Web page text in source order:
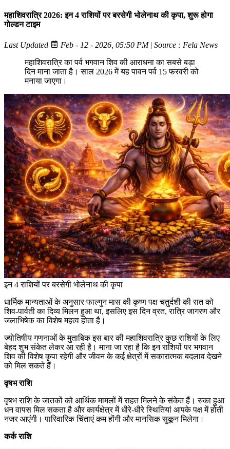
महाशिवरात्रि 2026: इन 4 राशियों पर बरसेगी भोलेनाथ की कृपा, शुरू होगा
गोल्डन टाइम
Last Updated Feb - 12 - 2026, 05:50 PM| Source : Fela News
महाशिवरात्रि का पर्व भगवान शिव की आराधना का सबसे बड़ा
दिन माना जाता है। साल 2026 में यह पावन पर्व 15 फरवरी को
मनाया जाएगा।
इन 4 राशियों पर बरसेगी भोलेनाथ की कृपा
धार्मिक मान्यताओं के अनुसार फाल्गुन मास की कृष्ण पक्ष चतुर्दशी की रात को
शिव-पार्वती का दिव्य मिलन हुआ था, इसलिए इस दिन व्रत, रात्रि जागरण और
जलाभिषेक का विशेष महत्व होता है।
ज्योतिषीय गणनाओं के मुताबिक इस बार की महाशिवरात्रि कुछ राशियों के लिए
बेहद शुभ संकेत लेकर आ रही है। माना जा रहा है कि इन राशियों पर भगवान
शिव की विशेष कृपा रहेगी और जीवन के कई क्षेत्रों में सकारात्मक बदलाव देखने
को मिल सकते हैं।
वृषभ राशि
वृषभ राशि के जातकों को आर्थिक मामलों में राहत मिलने के संकेत हैं। रुका हुआ
धन वापस मिल सकता है और कार्यक्षेत्र में धीरे-धीरे स्थितियां आपके पक्ष में होती
नजर आएंगी। पारिवारिक चिंताएं कम होंगी और मानसिक सुकून मिलेगा।
कर्क राशि